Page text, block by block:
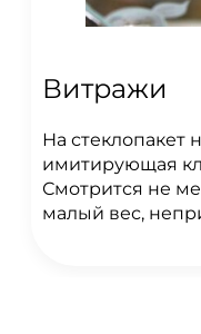
Витражи
На стеклопакет
имитирующая
Смотрится не
малый вес,